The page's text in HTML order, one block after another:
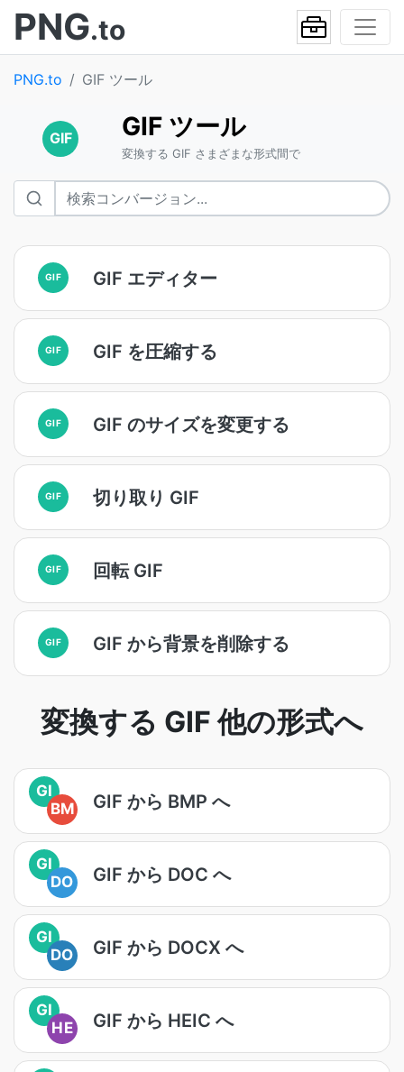
PNG.to
PNG.to GIF ツール
GIF GIF ツール
変換する GIF さまざまな形式間で
GIF GIF エディター
GIF GIF を圧縮する
GIF GIF のサイズを変更する
GIF 切り取り GIF
GIF 回転 GIF
GIF GIF から背景を削除する
変換する GIF 他の形式へ
GI
BM
GIF から BMP へ
GI
DO
GIF から DOC へ
GI
DO
GIF から DOCX へ
GI
HE
GIF から HEIC へ